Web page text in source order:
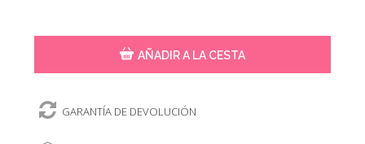
AÑADIR A LA CESTA
GARANTÍA DE DEVOLUCIÓN